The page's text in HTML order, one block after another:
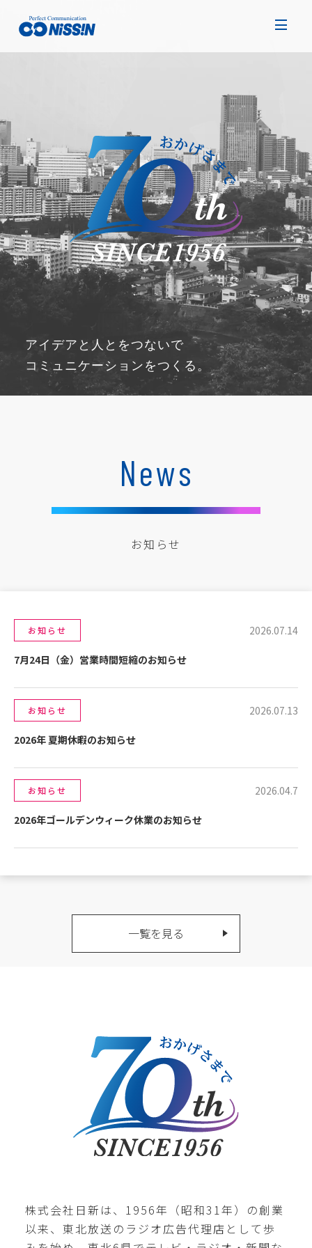
地方の企業をデザインで
元気にしたい。
アイデアと人とをつないで
コミュニケーションをつくる。
News
お知らせ
お知らせ 2026.07.14
7月24日（金）営業時間短縮のお知らせ
お知らせ 2026.07.13
2026年 夏期休暇のお知らせ
お知らせ 2026.04.7
2026年ゴールデンウィーク休業のお知らせ
一覧を見る
株式会社日新は、1956年（昭和31年）の創業
以来、東北放送のラジオ広告代理店として歩